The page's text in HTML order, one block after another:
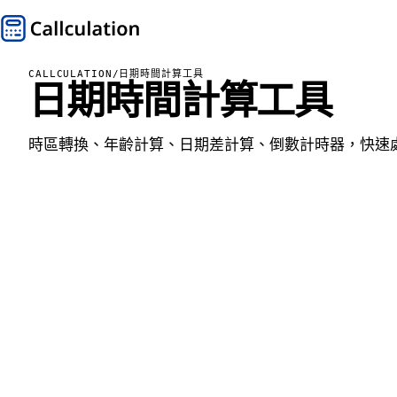
CALLCULATION / 日期時間計算工具
日期時間計算工具
時區轉換、年齡計算、日期差計算、倒數計時器，快速